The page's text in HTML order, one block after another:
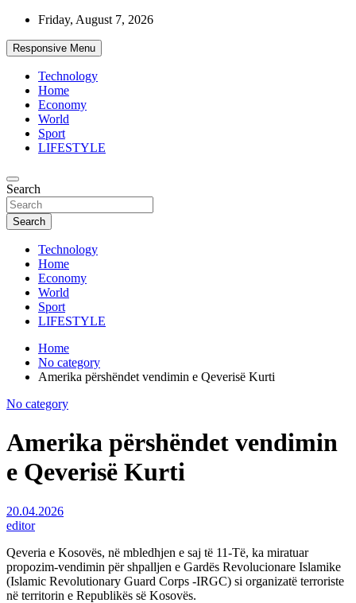
Skip
content
Friday, August 7, 2026
Responsive Menu
Technology
Home
Economy
World
Sport
LIFESTYLE
d7-news.com
News
Search
Search
Technology
Home
Economy
World
Sport
LIFESTYLE
Home
No category
Amerika përshëndet vendimin e Qeverisë Kurti
No category
Amerika përshëndet vendimin
e Qeverisë Kurti
20.04.2026
editor
Qeveria e Kosovës, në mbledhjen e saj të 11-Të, ka miratuar
propozim-vendimin për shpalljen e Gardës Revolucionare Islamike
(Islamic Revolutionary Guard Corps -IRGC) si organizatë terroriste
në territorin e Republikës së Kosovës.